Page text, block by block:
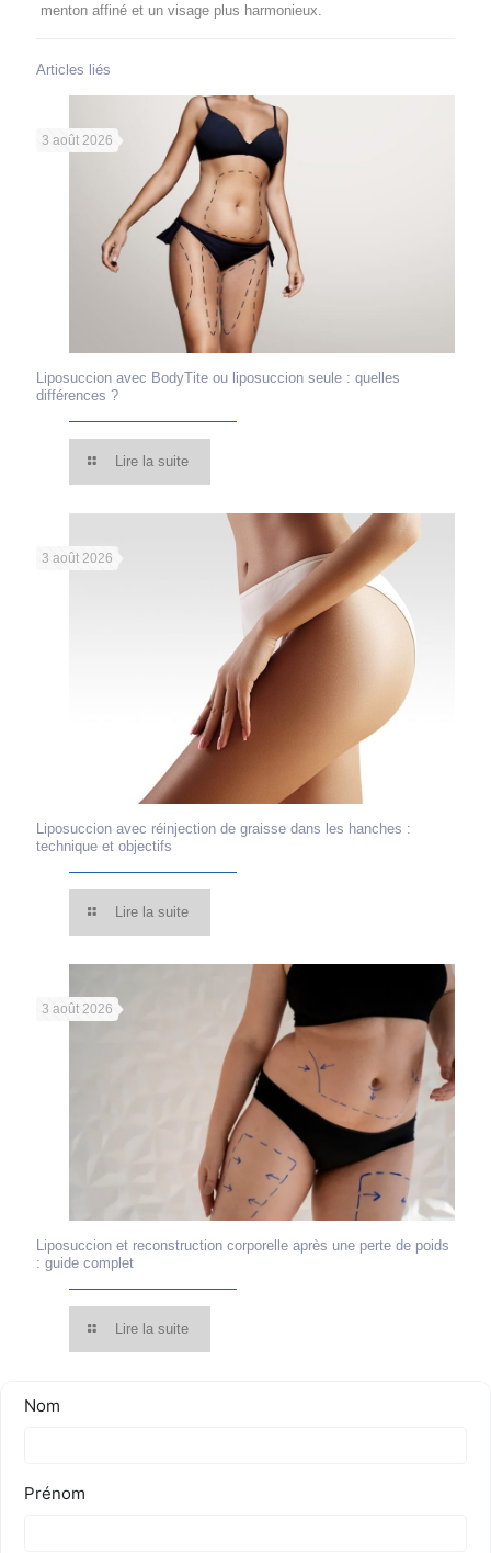
menton affiné et un visage plus harmonieux.
Articles liés
3 août 2026
Liposuccion avec BodyTite ou liposuccion seule : quelles
différences ?
Lire la suite
3 août 2026
Liposuccion avec réinjection de graisse dans les hanches :
technique et objectifs
Lire la suite
3 août 2026
Liposuccion et reconstruction corporelle après une perte de poids
: guide complet
Lire la suite